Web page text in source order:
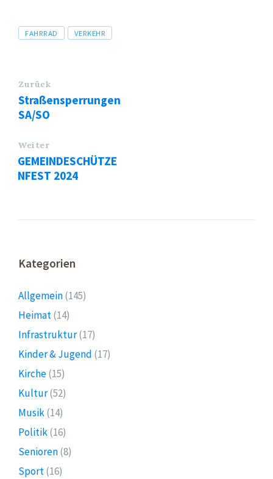
Tags
FAHRRAD VERKEHR
Zurück
Straßensperrungen
SA/SO
Weiter
GEMEINDESCHÜTZE
NFEST 2024
Kategorien
Allgemein(145)
Heimat(14)
Infrastruktur(17)
Kinder & Jugend (17)
Kirche(15)
Kultur(52)
Musik(14)
Politik(16)
Senioren(8)
Sport(16)